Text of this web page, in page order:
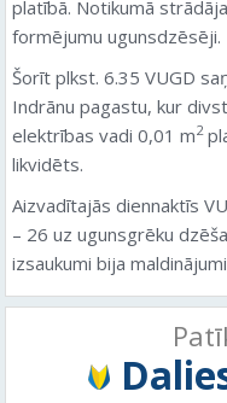
platībā. Notikumā
formējumu ugunsdzēsēji.
Šorīt plkst. 6.35 VUGD
Indrānu pagastu, kur
elektrības vadi 0,01 m2
likvidēts.
Aizvadītajās diennaktīs
– 26 uz ugunsgrēku
izsaukumi bija